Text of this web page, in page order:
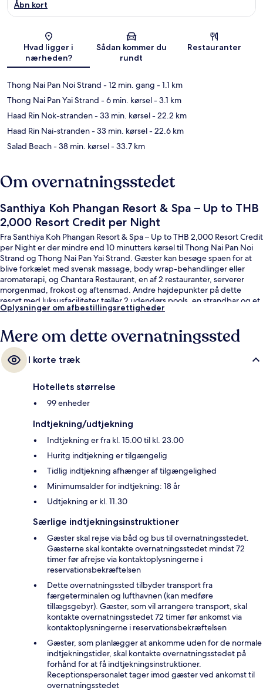
Kort
Åbn kort
Hvad ligger i
nærheden?
Sådan kommer du
rundt
Restauranter
Thong Nai Pan Noi Strand - 12 min. gang - 1.1 km
Thong Nai Pan Yai Strand - 6 min. kørsel- 3.1 km
Haad Rin Nok-stranden- 33 min. kørsel- 22.2 km
Haad Rin Nai-stranden- 33 min. kørsel- 22.6 km
Salad Beach- 38 min. kørsel- 33.7 km
Om overnatningsstedet
Santhiya Koh Phangan Resort & Spa – Up to THB
2,000 Resort Credit per Night
Fra Santhiya Koh Phangan Resort & Spa – Up to THB 2,000 Resort Credit
per Night er der mindre end 10 minutters kørsel til Thong Nai Pan Noi
Strand og Thong Nai Pan Yai Strand. Gæster kan besøge spaen for at
blive forkælet med svensk massage, body wrap-behandlinger eller
aromaterapi, og Chantara Restaurant, en af 2 restauranter, serverer
morgenmad, frokost og aftensmad. Andre højdepunkter på dette
resort med luksusfaciliteter tæller 2 udendørs pools, en strandbar og et
dampbad. Rejsende har kun godt at sige om stedets hjælpsomme
Oplysninger om afbestillingsrettigheder
Mere om dette overnatningssted
I korte træk
Hotellets størrelse
99 enheder
Indtjekning/udtjekning
Indtjekning er fra kl. 15.00 til kl. 23.00
Huritg indtjekning er tilgængelig
Tidlig indtjekning afhænger af tilgængelighed
Minimumsalder for indtjekning: 18 år
Udtjekning er kl. 11.30
Særlige indtjekningsinstruktioner
Gæster skal rejse via båd og bus til overnatningsstedet.
Gæsterne skal kontakte overnatningsstedet mindst 72
timer før afrejse via kontaktoplysningerne i
reservationsbekræftelsen
Dette overnatningssted tilbyder transport fra
færgeterminalen og lufthavnen (kan medføre
tillægsgebyr). Gæster, som vil arrangere transport, skal
kontakte overnatningsstedet 72 timer før ankomst via
kontaktoplysningerne i reservationsbekræftelsen
Gæster, som planlægger at ankomme uden for de normale
indtjekningstider, skal kontakte overnatningsstedet på
forhånd for at få indtjekningsinstruktioner.
Receptionspersonalet tager imod gæster ved ankomst til
overnatningsstedet